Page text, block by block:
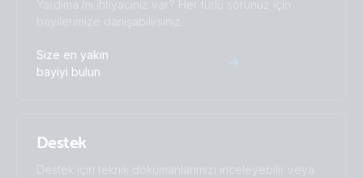
Yardıma mı ihtiyacınız var? Her türlü sorunuz için
bayilerimize danışabilirsiniz.
Size en yakın
bayiyi bulun
Destek
Destek için teknik dökümanlarımızı inceleyebilir veya